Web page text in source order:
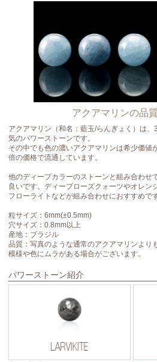
アクアマリンの品
アクアマリン（和名：藍玉/らんぎょく）は
気のパワーストーンです。
その中でも色の濃いアクアマリンは希少価値
倍の価格で流通しています。
他のディープカラーのストーンと組み合わせ
良いです。ディープローズクォーツやオレン
フローライトなどが組み合わせにおすすめです
粒サイズ：6mm(±0.5mm)
穴サイズ：0.8mm以上
産地：ブラジル
品質：写真のような通常のアクアマリンより
模様や色にムラがある場合がございます。
パワーストーン紹介